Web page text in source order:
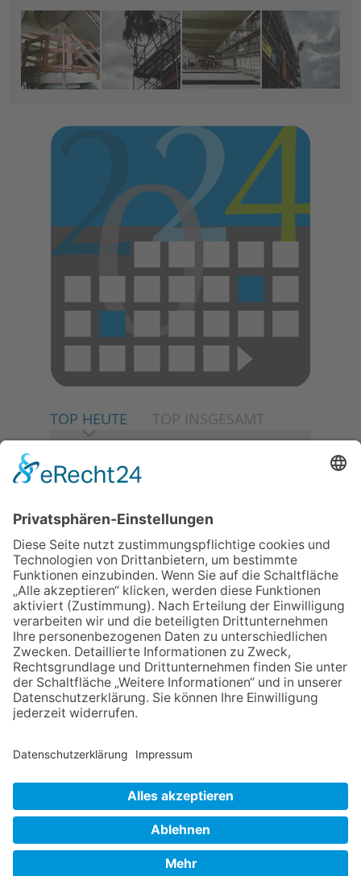
TOP HEUTE TOP INSGESAMT
Gruppen-Coaching für Frauen
Musik: Erste Kronberger
Weinzeit begeistert die
Burgstadt
06.08.2026
Beste Stimmung auf der
Neuenhainer „Geeleriewekerb“
am vergangenen Wochenende
06.08.2026
Nachhaltigkeits-Akteure
vernetzen sich
NACH OBEN
Datenschutz Netiquette FAQ